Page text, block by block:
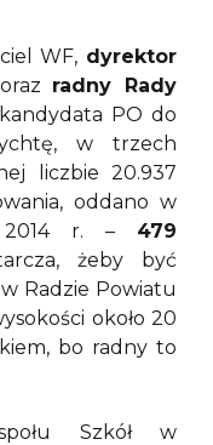
WF, dyrektor
oraz radny Rady
PO do
w trzech
liczbie 20.937
oddano w
2014 r. – 479
żeby być
Radzie Powiatu
około 20
bo radny to
Szkół w